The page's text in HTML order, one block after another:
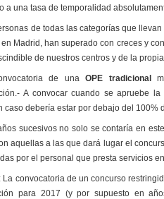
a una tasa de temporalidad
de todas las categorías que
Madrid, han superado con creces y
de nuestros centros y de la
de unaOPE tradicional
A convocar cuando se apruebe
caso debería estar por debajo del 100%
sucesivos no solo se contaría en
aquellas a las que dará lugar el
por el personal que presta servicios
La convocatoria de un concurso
para 2017 (y por supuesto en